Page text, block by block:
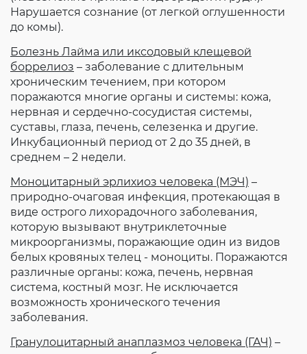
Нарушается сознание (от легкой оглушенности
до комы).
Болезнь Лайма или иксодовый клещевой
боррелиоз – заболевание с длительным
хроническим течением, при котором
поражаются многие органы и системы: кожа,
нервная и сердечно-сосудистая системы,
суставы, глаза, печень, селезенка и другие.
Инкубационный период от 2 до 35 дней, в
среднем – 2 недели.
Моноцитарный эрлихиоз человека (МЭЧ) –
природно-очаговая инфекция, протекающая в
виде острого лихорадочного заболевания,
которую вызывают внутриклеточные
микроорганизмы, поражающие один из видов
белых кровяных телец - моноциты. Поражаются
различные органы: кожа, печень, нервная
система, костный мозг. Не исключается
возможность хронического течения
заболевания.
Гранулоцитарный анаплазмоз человека (ГАЧ) –